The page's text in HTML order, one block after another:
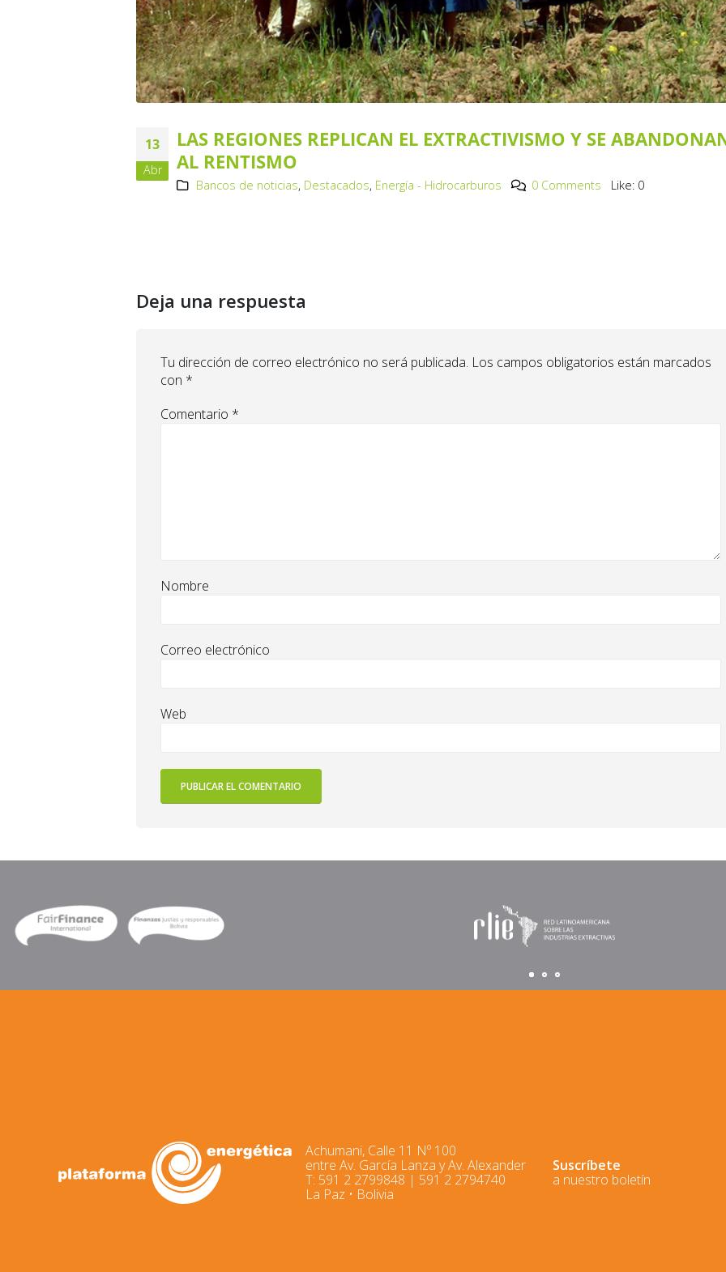
13
Abr
LAS REGIONES REPLICAN EL EXTRACTIVISMO Y SE
AL RENTISMO
Bancos de noticias, Destacados, Energía - Hidrocarburos 0 Comments Like: 0
Deja una respuesta
Tu dirección de correo electrónico no será publicada. Los campos obligatorios están marcados
con *
Comentario *
Nombre
Correo electrónico
Web
Achumani, Calle 11 Nº 100
entre Av. García Lanza y Av. Alexander
T: 591 2 2799848 | 591 2 2794740
La Paz • Bolivia
Suscríbete
a nuestro boletín